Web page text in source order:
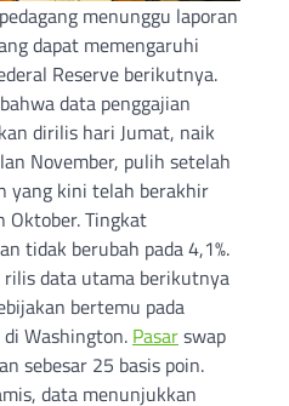
menunggu laporan
dapat memengaruhi
Reserve berikutnya.
data penggajian
dirilis hari Jumat, naik
November, pulih setelah
yang kini telah berakhir
Oktober. Tingkat
tidak berubah pada 4,1%.
rilis data utama berikutnya
bertemu pada
Washington. Pasarswap
sebesar 25 basis poin.
data menunjukkan